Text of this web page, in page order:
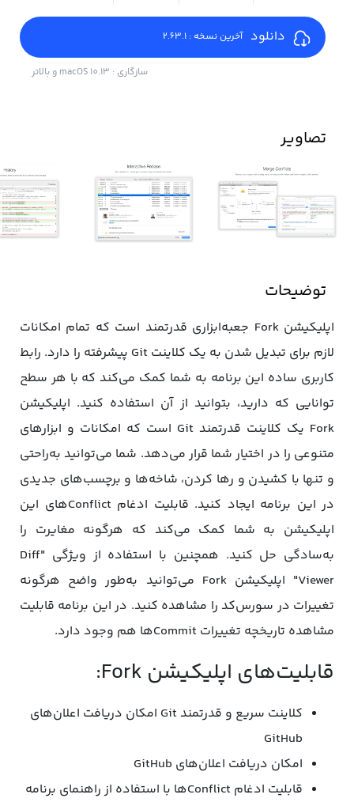
دانلود آخرین نسخه : 2.63.1
سازگاری : macOS 10.13 و بالاتر
تصاویر
توضیحات
اپلیکیشن Fork جعبه‌ابزاری قدرتمند است که تمام امکانات
لازم برای تبدیل شدن به یک کلاینت Git پیشرفته را دارد. رابط
کاربری ساده این برنامه به شما کمک می‌کند که با هر سطح
توانایی که دارید، بتوانید از آن استفاده کنید. اپلیکیشن
Fork یک کلاینت قدرتمند Git است که امکانات و ابزارهای
متنوعی را در اختیار شما قرار می‌دهد. شما می‌توانید به‌راحتی
و تنها با کشیدن و رها کردن، شاخه‌ها و برچسب‌های جدیدی
در این برنامه ایجاد کنید. قابلیت ادغام Conflictهای این
اپلیکیشن به شما کمک می‌کند که هرگونه مغایرت را
به‌سادگی حل کنید. همچنین با استفاده از ویژگی "Diff
Viewer" اپلیکیشن Fork می‌توانید به‌طور واضح هرگونه
تغییرات در سورس‌کد را مشاهده کنید. در این برنامه قابلیت
مشاهده تاریخچه تغییرات Commitها هم وجود دارد.
قابلیت‌های اپلیکیشن Fork:
کلاینت سریع و قدرتمند Git امکان دریافت اعلان‌های
GitHub
امکان دریافت اعلان‌های GitHub
قابلیت ادغام Conflictها با استفاده از راهنمای برنامه